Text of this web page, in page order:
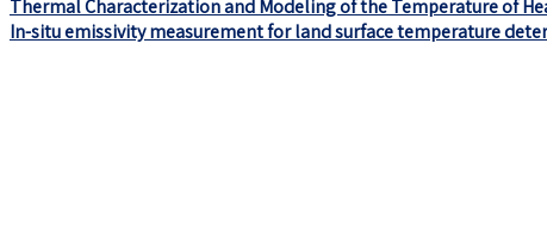
Thermal Characterization and Modeling of the Temperature of
In-situ emissivity measurement for land surface temperature